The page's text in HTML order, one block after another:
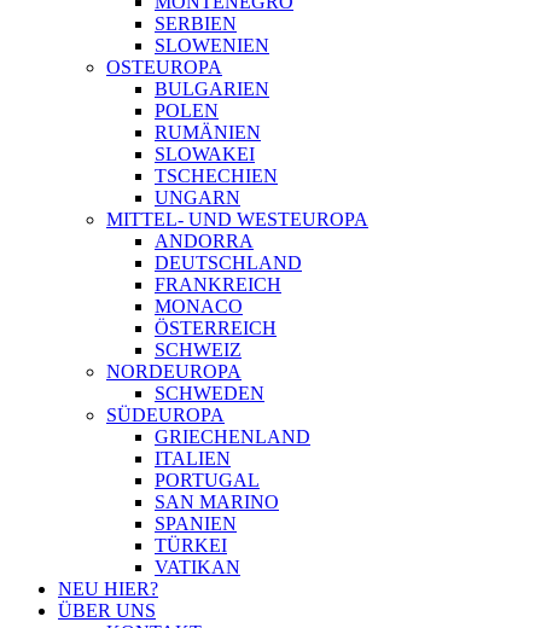
SERBIEN
SLOWENIEN
OSTEUROPA
BULGARIEN
POLEN
RUMÄNIEN
SLOWAKEI
TSCHECHIEN
UNGARN
MITTEL- UND WESTEUROPA
ANDORRA
DEUTSCHLAND
FRANKREICH
MONACO
ÖSTERREICH
SCHWEIZ
NORDEUROPA
SCHWEDEN
SÜDEUROPA
GRIECHENLAND
ITALIEN
PORTUGAL
SAN MARINO
SPANIEN
TÜRKEI
VATIKAN
NEU HIER?
ÜBER UNS